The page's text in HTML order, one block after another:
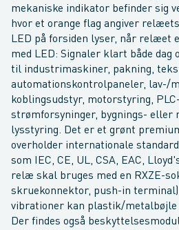
mekaniske indikator befinder sig
hvor et orange flag angiver
LED på forsiden lyser, når relæet
med LED: Signaler klart både dag
til industrimaskiner, pakning,
automationskontrolpaneler, lav-/
koblingsudstyr, motorstyring,
strømforsyninger, bygnings- eller
lysstyring. Det er et grønt
overholder internationale
som IEC, CE, UL, CSA, EAC,
relæ skal bruges med en RXZE-
skruekonnektor, push-in
vibrationer kan plastik/
Der findes også